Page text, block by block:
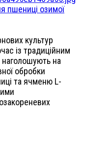
пшениці озимої
культур
із традиційним
наголошують на
обробки
та ячменю L-